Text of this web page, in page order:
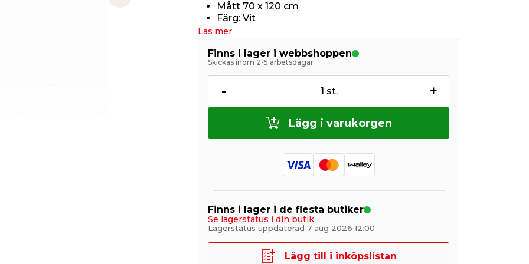
Next slide
Mått 70 x 120 cm
Färg: Vit
Läs mer
Finns i lager i webbshoppen
Skickas inom 2-5 arbetsdagar
- 1 st. +
Lägg i varukorgen
Finns i lager i de flesta butiker
Se lagerstatus i din butik
Lagerstatus uppdaterad 7 aug 2026 12:00
Lägg till i inköpslistan